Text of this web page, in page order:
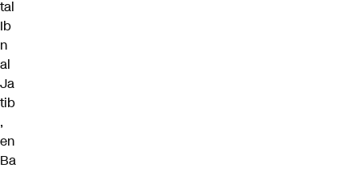
tal
Ib
n
al
Ja
tib
,
en
Ba